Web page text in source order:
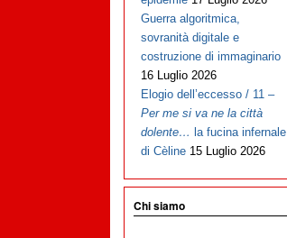
Guerra algoritmica,
sovranità digitale e
costruzione di immaginario
16 Luglio 2026
Elogio dell’eccesso / 11 –
Per me si va ne la città
dolente… la fucina infernale
di Cèline 15 Luglio 2026
Chi siamo